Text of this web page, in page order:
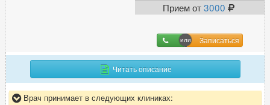
Прием от3000
Записаться
Читать описание
Врач принимает в следующих клиниках: